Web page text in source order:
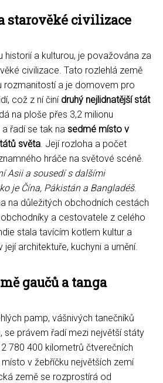
starověké civilizace
historií a kulturou, je považována za
civilizace. Tato rozlehlá země
rozmanitostí a je domovem pro
což z ní činí druhý nejlidnatější stát
na ploše přes 3,2 milionu
řadí se tak na sedmé místo v
světa . Její rozloha a počet
hráče na světové scéně.
Asii a sousedí s dalšími
je Čína, Pákistán a Bangladéš.
na důležitých obchodních cestách
a cestovatele z celého
stala tavícím kotlem kultur a
architektuře, kuchyni a umění.
gaučů a tanga
pamp, vášnivých tanečníků
se právem řadí mezi největší státy
780 400 kilometrů čtverečních
v žebříčku největších zemí
země se rozprostírá od